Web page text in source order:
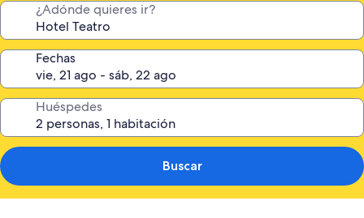
¿Adónde quieres ir?
Fechas
Huéspedes
Buscar